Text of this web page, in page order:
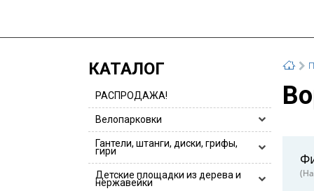
КАТАЛОГ
РАСПРОДАЖА!
Велопарковки
Велопарковки HERCULES
Велопарковки для 1 или 2 велосипедов
Велопарковки из нержавейки
Гантели, штанги, диски, грифы,
гири
Гантели, гантельные ряды
Детские площадки из дерева и
нержавейки